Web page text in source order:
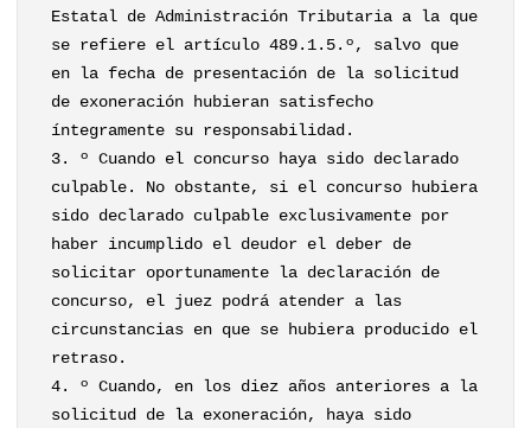
Estatal de Administración Tributaria a la que
se refiere el artículo 489.1.5.º, salvo que
en la fecha de presentación de la solicitud
de exoneración hubieran satisfecho
íntegramente su responsabilidad.
3. º Cuando el concurso haya sido declarado
culpable. No obstante, si el concurso hubiera
sido declarado culpable exclusivamente por
haber incumplido el deudor el deber de
solicitar oportunamente la declaración de
concurso, el juez podrá atender a las
circunstancias en que se hubiera producido el
retraso.
4. º Cuando, en los diez años anteriores a la
solicitud de la exoneración, haya sido